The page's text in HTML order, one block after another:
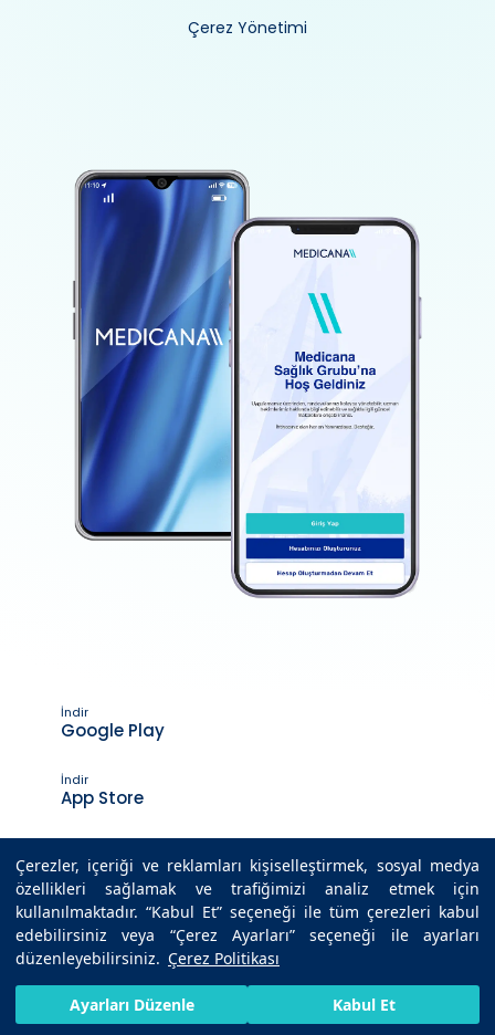
Çerezler, içeriği ve reklamları kişiselleştirmek, sosyal medya
özellikleri sağlamak ve trafiğimizi analiz etmek için
kullanılmaktadır. “Kabul Et” seçeneği ile tüm çerezleri kabul
edebilirsiniz veya “Çerez Ayarları” seçeneği ile ayarları
düzenleyebilirsiniz. Çerez Politikası
Ayarları Düzenle Kabul Et
Çerez Yönetimi
İndir
Google Play
İndir
App Store
Son Güncelleme Tarihi : 08.12.2021 11:28
HIZLI RANDEVU AL BIZE ULAŞIN